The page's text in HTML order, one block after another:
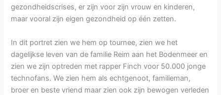
gezondheidscrises, er zijn voor zijn vrouw en kinderen,
maar vooral zijn eigen gezondheid op één zetten.
In dit portret zien we hem op tournee, zien we het
dagelijkse leven van de familie Reim aan het Bodenmeer en
zien we zijn optreden met rapper Finch voor 50.000 jonge
technofans. We zien hem als echtgenoot, familieman,
broer en beste vriend maar zien ook zijn bewogen verleden